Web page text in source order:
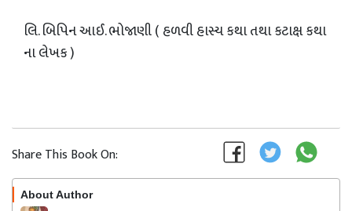
લિ. બિપિન આઈ. ભોજાણી ( હળવી હાસ્ય કથા તથા કટાક્ષ કથા
ના લેખક )
Share This Book On:
About Author